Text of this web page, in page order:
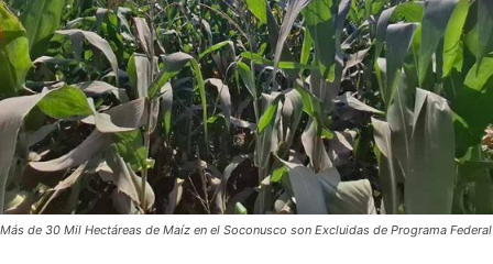
Más de 30 Mil Hectáreas de Maíz en el Soconusco son Excluidas de Programa Federal